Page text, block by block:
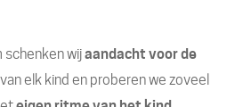
schenken wijaandacht voor de
van elk kind en proberen we zoveel